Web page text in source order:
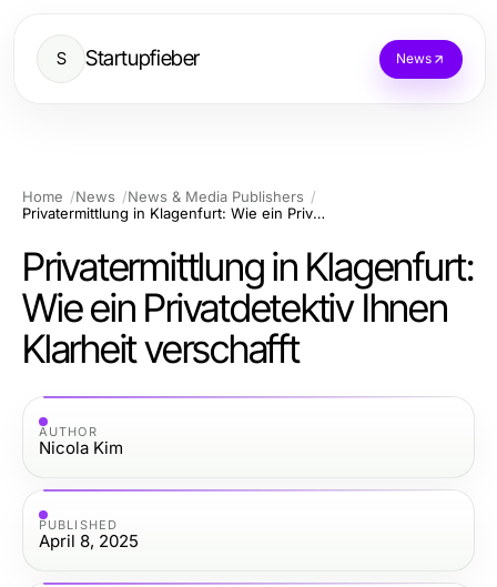
S Startupfieber News
Home News
News & Media Publishers
Privatermittlung in Klagenfurt: Wie ein Privatdetektiv Ihnen Klarheit verschafft
Privatermittlung in Klagenfurt:
Wie ein Privatdetektiv Ihnen
Klarheit verschafft
AUTHOR
Nicola Kim
PUBLISHED
April 8, 2025